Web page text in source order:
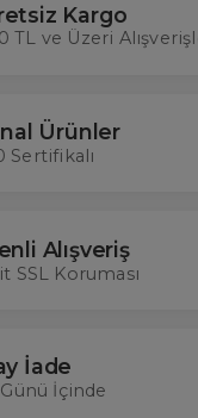
Kargo
TL ve Üzeri
Ürünler
Sertifikalı
Alışveriş
SSL Koruması
İade
İçinde